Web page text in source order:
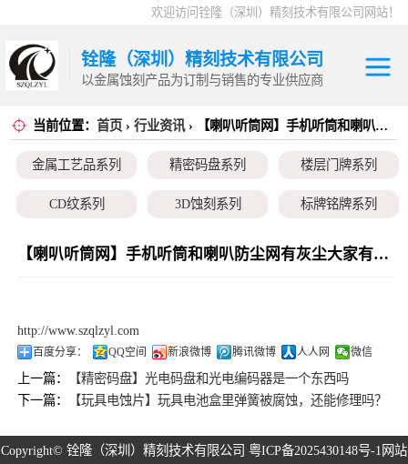
欢迎访问铨隆（深圳）精刻技术有限公司网站！
铨隆（深圳）精刻技术有限公司
以金属蚀刻产品为订制与销售的专业供应商
当前位置： 首页 › 行业资讯› 【喇叭听筒网】手机听筒和喇叭防尘网有灰尘大家有什么好的清理方法吗？
金属工艺品系列 精密码盘系列 楼层门牌系列
CD纹系列 3D蚀刻系列 标牌铭牌系列
超薄垫片系列 磁性治具钢片系列 弹片系列
【喇叭听筒网】手机听筒和喇叭防尘网有灰尘大家有什么好的清理方法吗？
http://www.szqlzyl.com
百度分享： QQ空间 新浪微博 腾讯微博 人人网 微信
上一篇：
【精密码盘】光电码盘和光电编码器是一个东西吗
下一篇：
【玩具电蚀片】玩具电池盒里弹簧被腐蚀，还能修理吗？
Copyright© 铨隆（深圳）精刻技术有限公司 粤ICP备2025430148号-1 网站
金属工艺品系列
精密码盘系列
CD纹系列
标牌铭牌系列
超薄垫片系列
磁性治具钢片系